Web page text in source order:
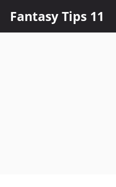
content
Fantasy Tips 11